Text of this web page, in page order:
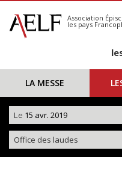
S'abonner
Calendrier
Association
les pays
LA MESSE
Le 15 avr. 2019
Office des laudes